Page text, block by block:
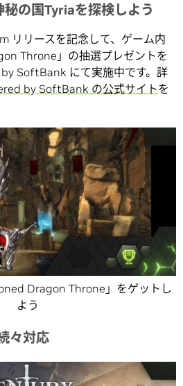
秘の国Tyriaを探検しよう
リリースを記念して、ゲーム内
Throne」の抽選プレゼントを
SoftBank にて実施中です。詳
by SoftBank の公式サイトを
Dragon Throne」をゲットし
よう
々対応